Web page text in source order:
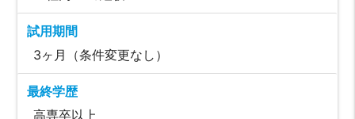
試用期間
3ヶ月（条件変更なし）
最終学歴
高専卒以上